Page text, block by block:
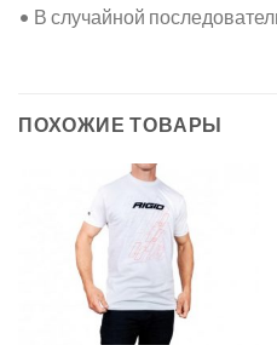
• В случайной
ПОХОЖИЕ ТОВАРЫ